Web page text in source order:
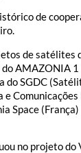
de
de satélites
AMAZONIA
do SGDC
e
Space
no projeto do